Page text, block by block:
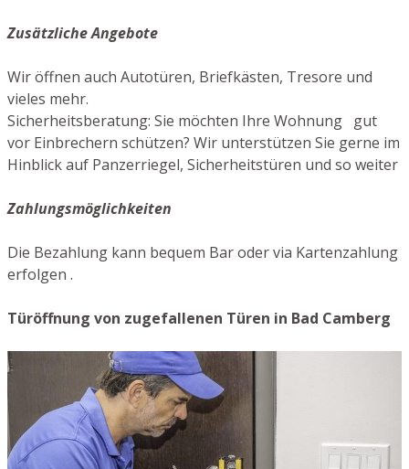
Zusätzliche Angebote
Wir öffnen auch Autotüren, Briefkästen, Tresore und
vieles mehr.
Sicherheitsberatung: Sie möchten Ihre Wohnung gut
vor Einbrechern schützen? Wir unterstützen Sie gerne im
Hinblick auf Panzerriegel, Sicherheitstüren und so weiter
Zahlungsmöglichkeiten
Die Bezahlung kann bequem Bar oder via Kartenzahlung
erfolgen .
Türöffnung von zugefallenen Türen in Bad Camberg